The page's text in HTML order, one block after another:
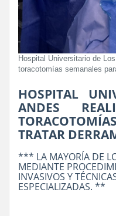
Hospital Universitario de
toracotomías semanales
HOSPITAL
ANDES
TRATAR
*** LA MAYORÍA DE
MEDIANTE
INVASIVOS Y
ESPECIALIZADAS. **